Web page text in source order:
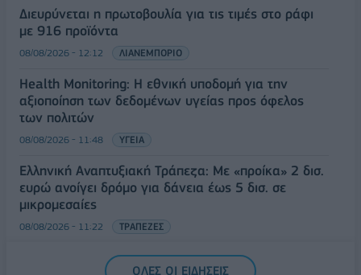
Διευρύνεται η πρωτοβουλία για τις τιμές στο ράφι
με 916 προϊόντα
08/08/2026 - 12:12 ΛΙΑΝΕΜΠΟΡΙΟ
Health Monitoring: Η εθνική υποδομή για την
αξιοποίηση των δεδομένων υγείας προς όφελος
των πολιτών
08/08/2026 - 11:48 ΥΓΕΙΑ
Ελληνική Αναπτυξιακή Τράπεζα: Με «προίκα» 2 δισ.
ευρώ ανοίγει δρόμο για δάνεια έως 5 δισ. σε
μικρομεσαίες
08/08/2026 - 11:22 ΤΡΑΠΕΖΕΣ
5G παντού, 6G στον ορίζοντα: Πού βρίσκεται η
ΟΛΕΣ ΟΙ ΕΙΔΗΣΕΙΣ